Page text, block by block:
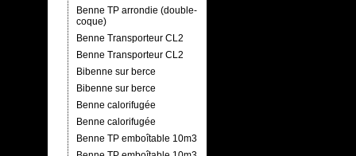
Benne TP arrondie (double-
coque)
Benne Transporteur CL2
Benne Transporteur CL2
Bibenne sur berce
Bibenne sur berce
Benne calorifugée
Benne calorifugée
Benne TP emboîtable 10m3